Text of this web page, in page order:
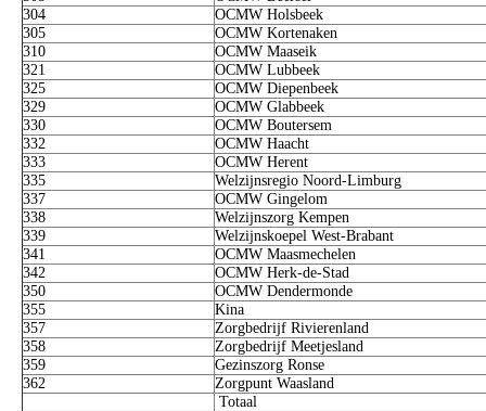
304
OCMW Holsbeek
305
OCMW Kortenaken
310
OCMW Maaseik
321
OCMW Lubbeek
325
OCMW Diepenbeek
329
OCMW Glabbeek
330
OCMW Boutersem
332
OCMW Haacht
333
OCMW Herent
335
Welzijnsregio Noord-Limburg
337
OCMW Gingelom
338
Welzijnszorg Kempen
339
Welzijnskoepel West-Brabant
341
OCMW Maasmechelen
342
OCMW Herk-de-Stad
350
OCMW Dendermonde
355
Kina
357
Zorgbedrijf Rivierenland
358
Zorgbedrijf Meetjesland
359
Gezinszorg Ronse
362
Zorgpunt Waasland
Totaal